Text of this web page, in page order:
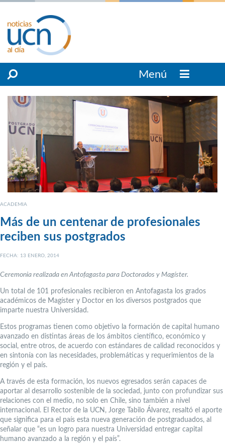
Menú
ACADEMIA
Más de un centenar de profesionales
reciben sus postgrados
FECHA: 13 ENERO, 2014
Ceremonia realizada en Antofagasta para Doctorados y Magíster.
Un total de 101 profesionales recibieron en Antofagasta los grados
académicos de Magíster y Doctor en los diversos postgrados que
imparte nuestra Universidad.
Estos programas tienen como objetivo la formación de capital humano
avanzado en distintas áreas de los ámbitos científico, económico y
social, entre otros, de acuerdo con estándares de calidad reconocidos y
en sintonía con las necesidades, problemáticas y requerimientos de la
región y el país.
A través de esta formación, los nuevos egresados serán capaces de
aportar al desarrollo sostenible de la sociedad, junto con profundizar sus
relaciones con el medio, no solo en Chile, sino también a nivel
internacional. El Rector de la UCN, Jorge Tabilo Álvarez, resaltó el aporte
que significa para el país esta nueva generación de postgraduados, al
señalar que “es un logro para nuestra Universidad entregar capital
humano avanzado a la región y el país”.